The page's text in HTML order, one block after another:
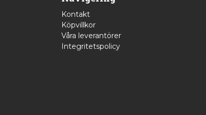
Kontakt
Köpvillkor
Våra leverantörer
Integritetspolicy